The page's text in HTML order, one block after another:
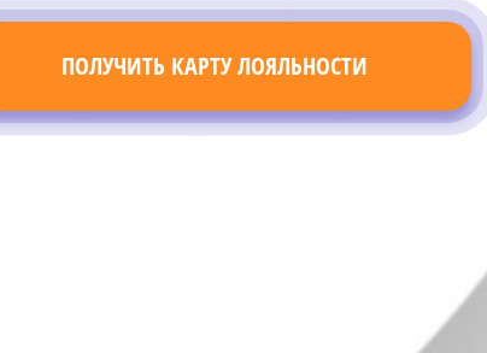
ПОЛУЧИТЬ КАРТУ ЛОЯЛЬНОСТИ